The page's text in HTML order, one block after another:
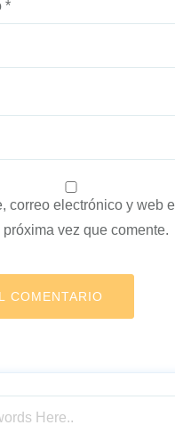
*
correo electrónico y web
vez que comente.